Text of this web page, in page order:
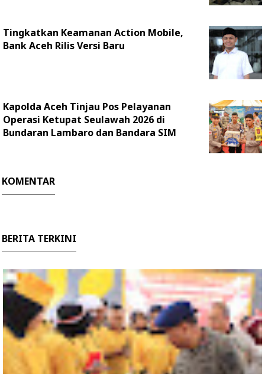
Tingkatkan Keamanan Action Mobile,
Bank Aceh Rilis Versi Baru
Kapolda Aceh Tinjau Pos Pelayanan
Operasi Ketupat Seulawah 2026 di
Bundaran Lambaro dan Bandara SIM
KOMENTAR
BERITA TERKINI